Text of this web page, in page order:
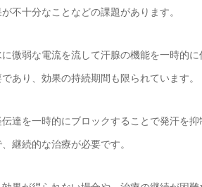
不十分なことなどの課題があります。
微弱な電流を流して汗腺の機能を一時的
あり、効果の持続期間も限られています。
達を一時的にブロックすることで発汗を
継続的な治療が必要です。